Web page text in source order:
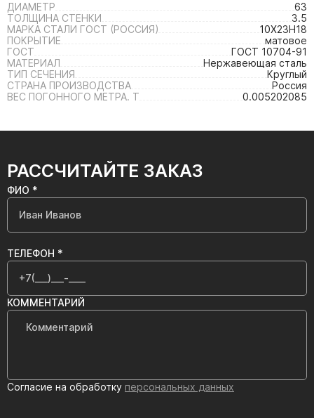
ДИАМЕТР
63
ТОЛЩИНА СТЕНКИ
3.5
МАРКА СТАЛИ ГОСТ (РОССИЯ)
10Х23Н18
ПОКРЫТИЕ
матовое
ГОСТ
ГОСТ 10704-91
МАТЕРИАЛ
Нержавеющая сталь
ТИП СЕЧЕНИЯ
Круглый
СТРАНА ПРОИЗВОДСТВА
Россия
ВЕС ПОГОННОГО МЕТРА. Т
0.005202085
РАССЧИТАЙТЕ ЗАКАЗ
ФИО *
ТЕЛЕФОН *
КОММЕНТАРИЙ
Согласие на обработку персональных данных